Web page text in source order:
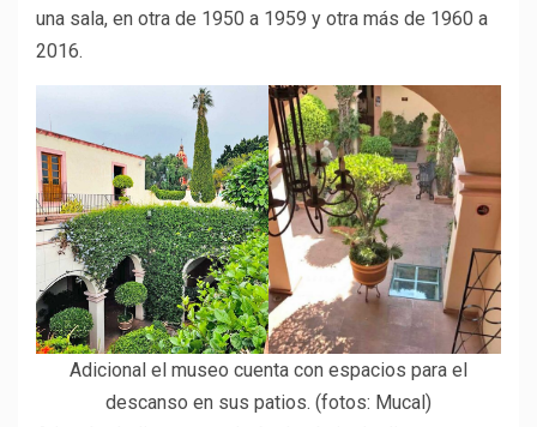
una sala, en otra de 1950 a 1959 y otra más de 1960 a
2016.
Adicional el museo cuenta con espacios para el
descanso en sus patios. (fotos: Mucal)